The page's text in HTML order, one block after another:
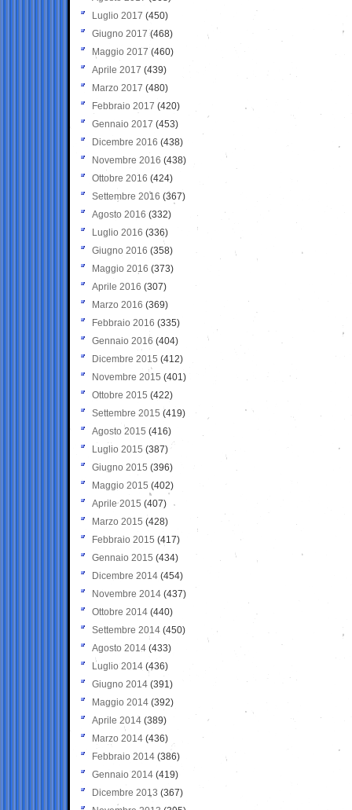
Luglio 2017 (450)
Giugno 2017 (468)
Maggio 2017 (460)
Aprile 2017 (439)
Marzo 2017 (480)
Febbraio 2017 (420)
Gennaio 2017 (453)
Dicembre 2016 (438)
Novembre 2016 (438)
Ottobre 2016 (424)
Settembre 2016 (367)
Agosto 2016 (332)
Luglio 2016 (336)
Giugno 2016 (358)
Maggio 2016 (373)
Aprile 2016 (307)
Marzo 2016 (369)
Febbraio 2016 (335)
Gennaio 2016 (404)
Dicembre 2015 (412)
Novembre 2015 (401)
Ottobre 2015 (422)
Settembre 2015 (419)
Agosto 2015 (416)
Luglio 2015 (387)
Giugno 2015 (396)
Maggio 2015 (402)
Aprile 2015 (407)
Marzo 2015 (428)
Febbraio 2015 (417)
Gennaio 2015 (434)
Dicembre 2014 (454)
Novembre 2014 (437)
Ottobre 2014 (440)
Settembre 2014 (450)
Agosto 2014 (433)
Luglio 2014 (436)
Giugno 2014 (391)
Maggio 2014 (392)
Aprile 2014 (389)
Marzo 2014 (436)
Febbraio 2014 (386)
Gennaio 2014 (419)
Dicembre 2013 (367)